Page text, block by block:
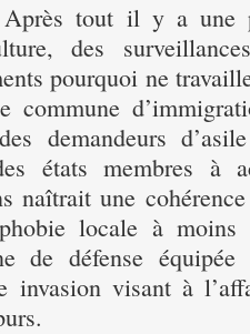
Après tout il y a une
des
pourquoi ne
commune
demandeurs
états membres à
naîtrait une
locale à moins
de défense
invasion visant à